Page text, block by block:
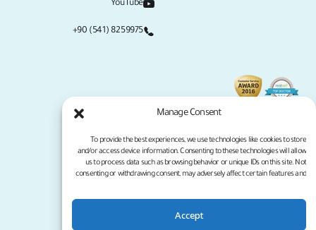
Manage Consent
To provide the best experiences, we use technologies like cookies to store
and/or access device information. Consenting to these technologies will allow
us to process data such as browsing behavior or unique IDs on this site. Not
consenting or withdrawing consent, may adversely affect certain features and
Accept
YouTube
+90 (541) 8259975
سياسة الخصوصية